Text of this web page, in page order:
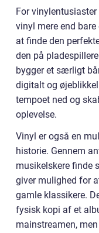
For
vinyl mere end
at finde den
den på
bygger et særligt
digitalt og
tempoet ned og
oplevelse.
Vinyl er også en
historie. Gennem
musikelskere finde
giver mulighed for
gamle klassikere.
fysisk kopi af et
mainstreamen,